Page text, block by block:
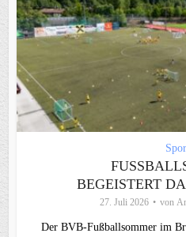
EGEISTERT
27. Juli 2026 von
Der BVB-Fußballsommer im